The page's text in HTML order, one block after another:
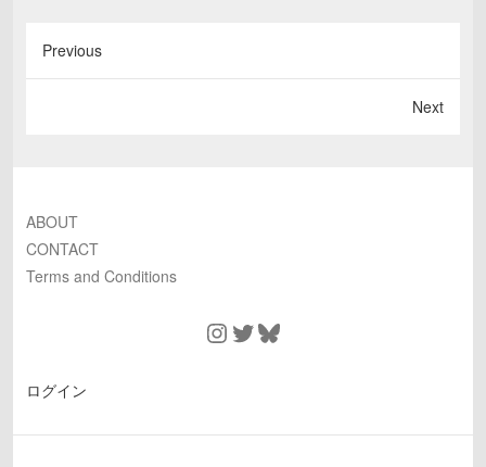
Previous
Next
ABOUT
CONTACT
Terms and Conditions
Instagram
TwitterBluesky
ログイン